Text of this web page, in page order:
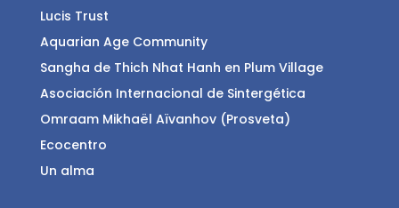
Lucis Trust
Aquarian Age Community
Sangha de Thich Nhat Hanh en Plum Village
Asociación Internacional de Sintergética
Omraam Mikhaël Aïvanhov (Prosveta)
Ecocentro
Un alma